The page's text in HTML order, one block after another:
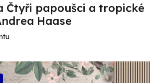
Čtyři papoušci a tropické
Haase